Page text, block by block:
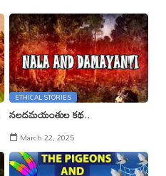
ETHICAL STORIES
నలదమయంతుల కథ..
March 22, 2025